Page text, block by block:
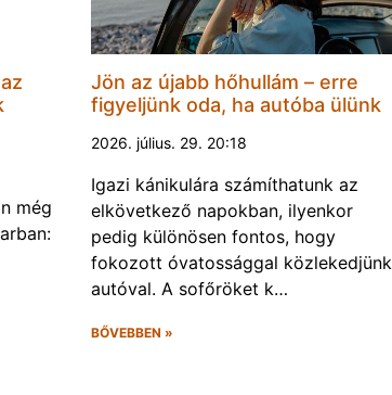
még
Jön az újabb hőhullám – erre
figyeljünk oda, ha autóba ülünk
2026. július. 29. 20:18
Igazi kánikulára számíthatunk az
elkövetkező napokban, ilyenkor
pedig különösen fontos, hogy
fokozott óvatossággal közlekedjünk
autóval. A sofőröket k…
BŐVEBBEN »